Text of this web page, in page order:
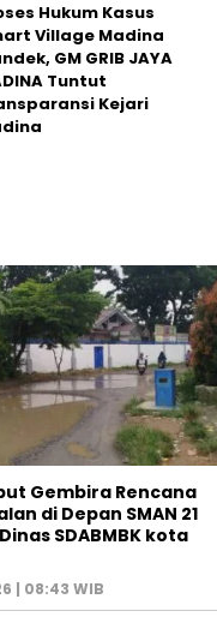
Hukum Kasus
Village Madina
GM GRIB JAYA
Tuntut
Kejari
Gembira Rencana
di Depan SMAN 21
SDABMBK kota
| 08:43 WIB